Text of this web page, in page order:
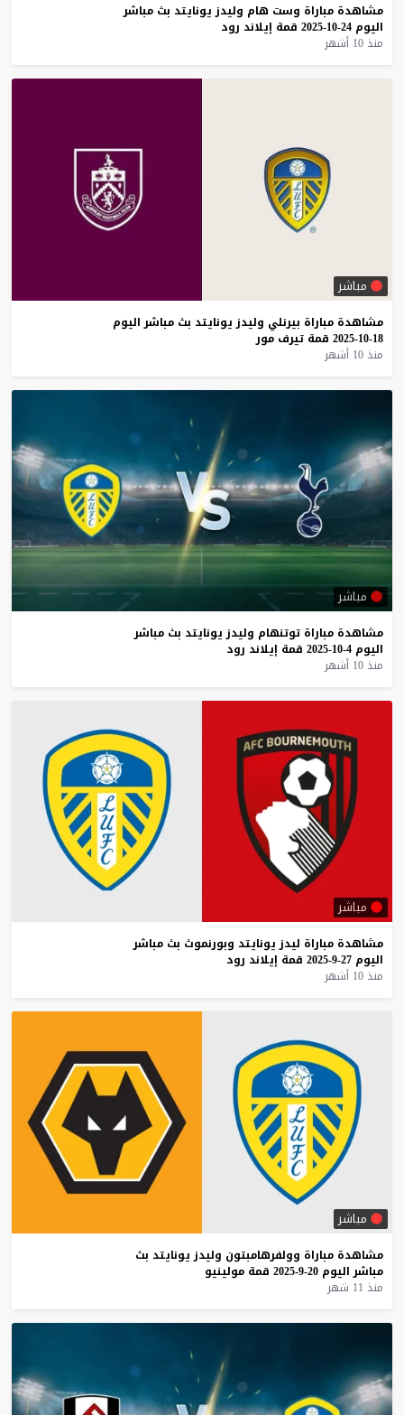
مشاهدة مباراة وست هام وليدز يونايتد بث مباشر
اليوم 24-10-2025 قمة إيلاند رود
منذ 10 أشهر
مباشر
مشاهدة مباراة بيرنلي وليدز يونايتد بث مباشر اليوم
18-10-2025
قمة تيرف مور
منذ 10 أشهر
مباشر
مشاهدة مباراة توتنهام وليدز يونايتد بث مباشر
اليوم 4-10-2025 قمة إيلاند رود
منذ 10 أشهر
مباشر
مشاهدة مباراة ليدز يونايتد وبورنموث بث مباشر
اليوم 27-9-2025 قمة إيلاند رود
منذ 10 أشهر
مباشر
مشاهدة مباراة وولفرهامبتون وليدز يونايتد بث
مباشر اليوم 20-9-2025 قمة مولينيو
منذ 11 شهر